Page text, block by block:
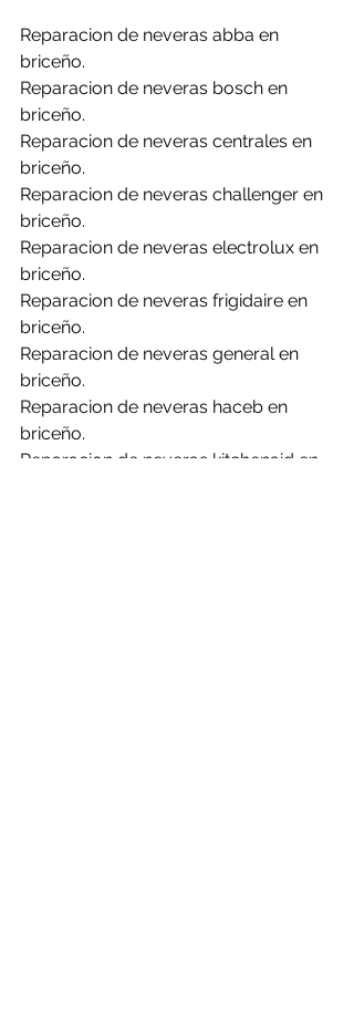
Reparacion de neveras abba en
briceño.
Reparacion de neveras bosch en
briceño.
Reparacion de neveras centrales en
briceño.
Reparacion de neveras challenger en
briceño.
Reparacion de neveras electrolux en
briceño.
Reparacion de neveras frigidaire en
briceño.
Reparacion de neveras general en
briceño.
Reparacion de neveras haceb en
briceño.
Reparacion de neveras kitchenaid en